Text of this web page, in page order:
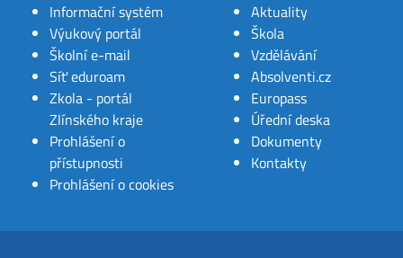
Informační systém
Výukový portál
Školní e-mail
Síť eduroam
Zkola - portál
Zlínského kraje
Prohlášení o
přístupnosti
Prohlášení o cookies
Aktuality
Škola
Vzdělávání
Absolventi.cz
Europass
Úřední deska
Dokumenty
Kontakty